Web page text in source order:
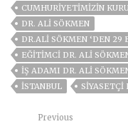
CUMHURIYETIMIZIN
DR. ALI SÖKMEN
DR.ALİ SÖKMEN ‘DEN 29
EĞITIMCI DR. ALI
IŞ ADAMI DR. ALI
ISTANBUL
SIYASETÇI
Previous